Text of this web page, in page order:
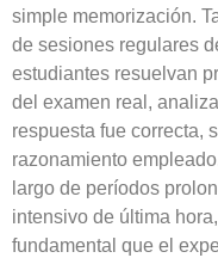
simple memorización.
de sesiones regulares
estudiantes resuelvan
del examen real,
respuesta fue correcta,
razonamiento
largo de períodos
intensivo de última
fundamental que el